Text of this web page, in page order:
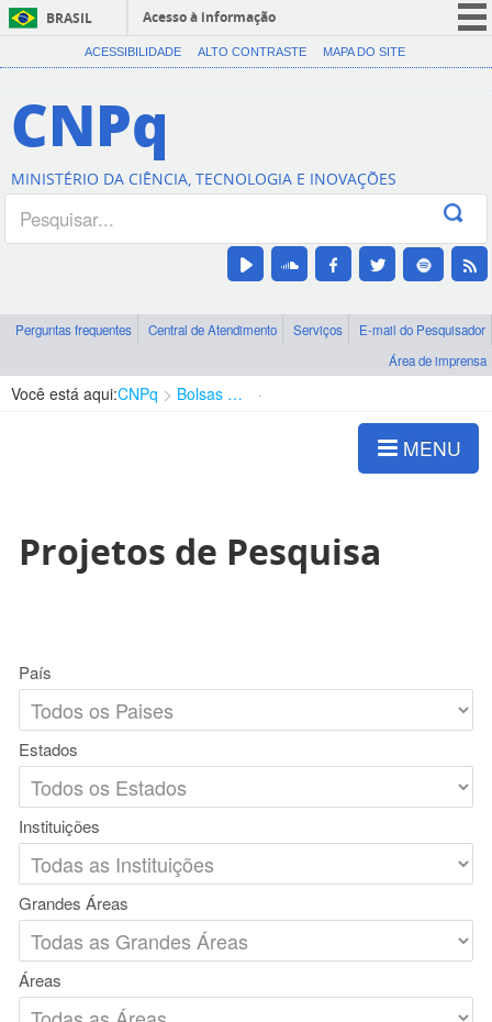
BRASIL
Acesso à informação
CORONAVÍRUS (COVID-19)
Canais
ACESSIBILIDADE ALTO CONTRASTE MAPA DO SITE
CNPq
MINISTÉRIO DA CIÊNCIA, TECNOLOGIA E INOVAÇÕES
Perguntas frequentes Central de Atendimento Serviços
E-mail do Pesquisador
Área de imprensa
Você está aqui:CNPq Bolsas e Auxílios Vigentes
MENU
Projetos de Pesquisa
País
Estados
Instituições
Grandes Áreas
Áreas